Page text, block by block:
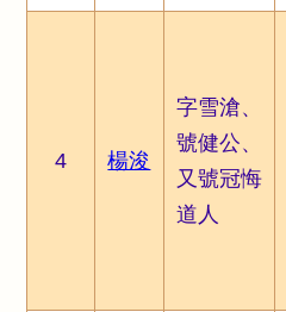
4 楊浚
字雪滄、
號健公、
又號冠悔
道人